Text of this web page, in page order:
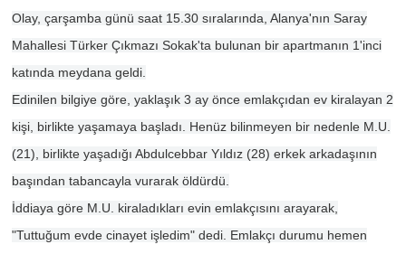
Olay, çarşamba günü saat 15.30 sıralarında, Alanya'nın Saray
Mahallesi Türker Çıkmazı Sokak'ta bulunan bir apartmanın 1'inci
katında meydana geldi.
Edinilen bilgiye göre, yaklaşık 3 ay önce emlakçıdan ev kiralayan 2
kişi, birlikte yaşamaya başladı. Henüz bilinmeyen bir nedenle M.U.
(21), birlikte yaşadığı Abdulcebbar Yıldız (28) erkek arkadaşının
başından tabancayla vurarak öldürdü.
İddiaya göre M.U. kiraladıkları evin emlakçısını arayarak,
"Tuttuğum evde cinayet işledim" dedi. Emlakçı durumu hemen